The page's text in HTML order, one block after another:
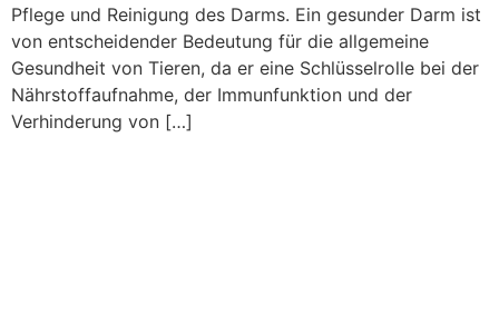
Pflege und Reinigung des Darms. Ein gesunder Darm ist
von entscheidender Bedeutung für die allgemeine
Gesundheit von Tieren, da er eine Schlüsselrolle bei der
Nährstoffaufnahme, der Immunfunktion und der
Verhinderung von […]